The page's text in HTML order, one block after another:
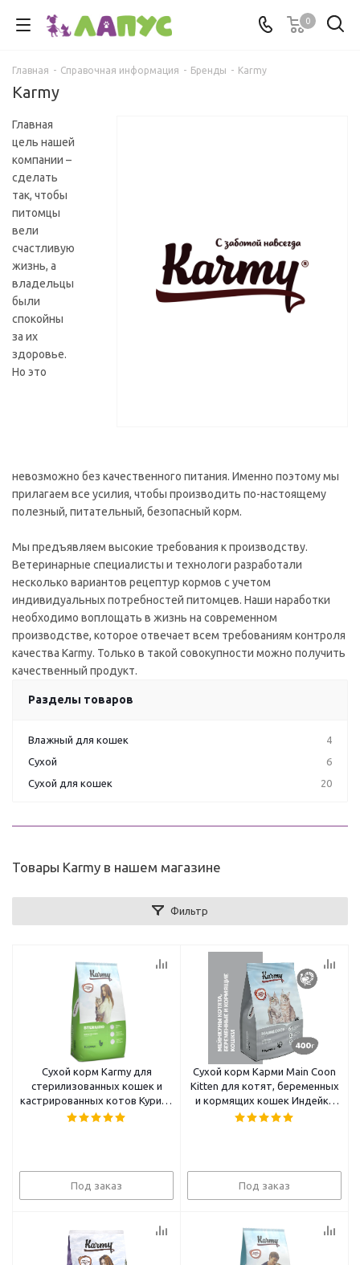
0
Главная - Справочная информация - Бренды - Karmy
Karmy
Главная
цель нашей
компании –
сделать
так, чтобы
питомцы
вели
счастливую
жизнь, а
владельцы
были
спокойны
за их
здоровье.
Но это
невозможно без качественного питания. Именно поэтому мы
прилагаем все усилия, чтобы производить по-настоящему
полезный, питательный, безопасный корм.
Мы предъявляем высокие требования к производству.
Ветеринарные специалисты и технологи разработали
несколько вариантов рецептур кормов с учетом
индивидуальных потребностей питомцев. Наши наработки
необходимо воплощать в жизнь на современном
производстве, которое отвечает всем требованиям контроля
качества Karmy. Только в такой совокупности можно получить
качественный продукт.
Разделы товаров
Влажный для кошек
4
Сухой
6
Сухой для кошек
20
Товары Karmy в нашем магазине
Фильтр
Сухой корм Karmy для
стерилизованных кошек и
кастрированных котов Курица
10кг
Под заказ
Сухой корм Карми Main Coon
Kitten для котят, беременных
и кормящих кошек Индейка
400г
Под заказ